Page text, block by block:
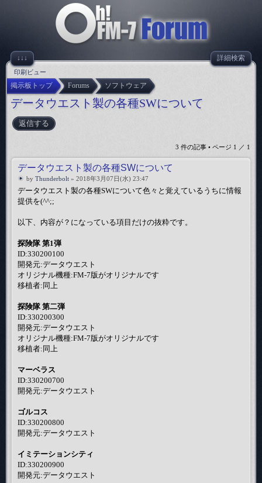
↓↓↓ 詳細検索
印刷ビュー
掲示板トップ Forums ソフトウェア
データウエスト製の各種SWについて
返信する
3 件の記事 • ページ 1 ／ 1
データウエスト製の各種SWについて
by Thunderbolt » 2018年3月07日(水) 23:47
データウエスト製の各種SWについて色々と覚えているうちに情報
提供を(^^;;
以下、内容が？になっている項目だけの抜粋です。
探険隊 第1弾
ID:330200100
開発元:データウエスト
オリジナル機種:FM-7版がオリジナルです
移植者:同上
探険隊 第二弾
ID:330200300
開発元:データウエスト
オリジナル機種:FM-7版がオリジナルです
移植者:同上
マーベラス
ID:330200700
開発元:データウエスト
ゴルコス
ID:330200800
開発元:データウエスト
イミテーションシティ
ID:330200900
開発元:データウエスト